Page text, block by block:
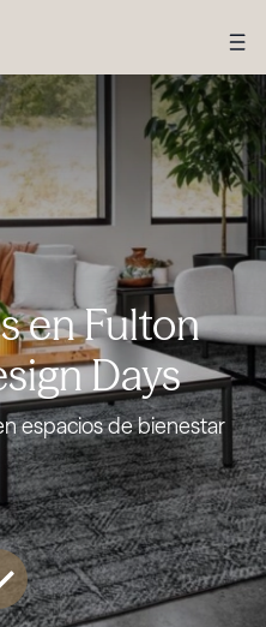
en Fulton
Days
espacios de bienestar